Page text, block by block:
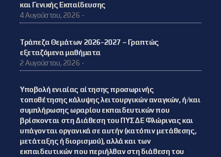
και Γενικής Εκπαίδευσης
4 Αυγούστου, 2026 -
Τράπεζα Θεμάτων 2026-2027 – Γραπτώς
εξεταζόμενα μαθήματα
2 Αυγούστου, 2026 -
Υποβολή ενιαίας αίτησης προσωρινής
τοποθέτησης κάλυψης λειτουργικών αναγκών, ή/και
συμπλήρωσης ωραρίου εκπαιδευτικών που
βρίσκονται στη Διάθεση του ΠΥΣΔΕ Φλώρινας και
υπάγονται οργανικά σε αυτήν (κατόπιν μετάθεσης,
μετάταξης ή διορισμού), αλλά και των
εκπαιδευτικών που περιήλθαν στη διάθεση του